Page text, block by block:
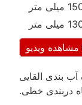
مشاهده ویدیو
بندی القایی
دربندی خطی.